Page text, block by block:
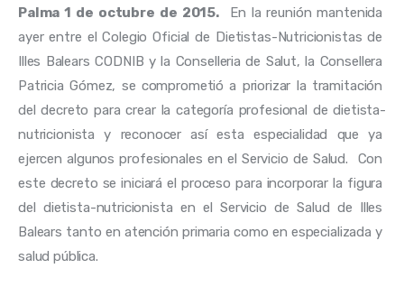
Palma 1 de octubre de 2015. En la reunión mantenida
ayer entre el Colegio Oficial de Dietistas-Nutricionistas de
Illes Balears CODNIB y la Conselleria de Salut, la Consellera
Patricia Gómez, se comprometió a priorizar la tramitación
del decreto para crear la categoría profesional de dietista-
nutricionista y reconocer así esta especialidad que ya
ejercen algunos profesionales en el Servicio de Salud.  Con
este decreto se iniciará el proceso para incorporar la figura
del dietista-nutricionista en el Servicio de Salud de Illes
Balears tanto en atención primaria como en especializada y
salud pública.